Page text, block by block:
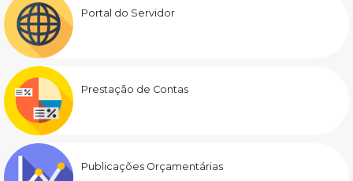
Portal do Servidor
Prestação de Contas
Publicações Orçamentárias